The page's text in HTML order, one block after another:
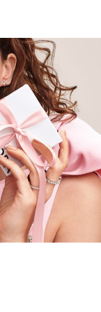
marque est
ses priorités.
d’ici 2025
gaz à effet de
d’ici 2030.